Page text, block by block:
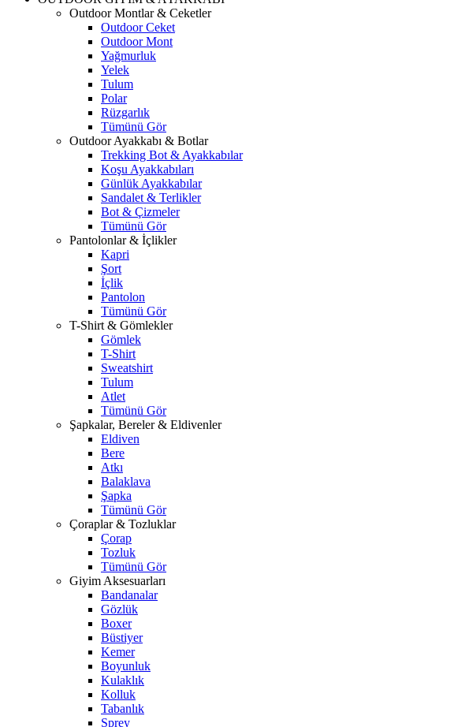
Outdoor Montlar & Ceketler
Outdoor Ceket
Outdoor Mont
Yağmurluk
Yelek
Tulum
Polar
Rüzgarlık
Tümünü Gör
Outdoor Ayakkabı & Botlar
Trekking Bot & Ayakkabılar
Koşu Ayakkabıları
Günlük Ayakkabılar
Sandalet & Terlikler
Bot & Çizmeler
Tümünü Gör
Pantolonlar & İçlikler
Kapri
Şort
İçlik
Pantolon
Tümünü Gör
T-Shirt & Gömlekler
Gömlek
T-Shirt
Sweatshirt
Tulum
Atlet
Tümünü Gör
Şapkalar, Bereler & Eldivenler
Eldiven
Bere
Atkı
Balaklava
Şapka
Tümünü Gör
Çoraplar & Tozluklar
Çorap
Tozluk
Tümünü Gör
Giyim Aksesuarları
Bandanalar
Gözlük
Boxer
Büstiyer
Kemer
Boyunluk
Kulaklık
Kolluk
Tabanlık
Sprey